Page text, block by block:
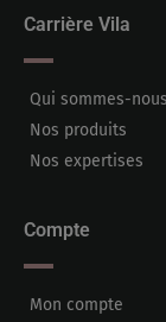
Carrière Vila
Qui sommes-
Nos produits
Nos expertises
Compte
Mon compte